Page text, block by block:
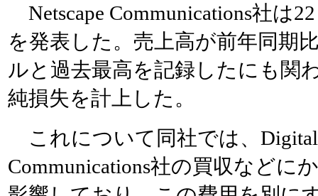
Netscape Communications社は
を発表した。売上高が前年同期
ルと過去最高を記録したにも関
純損失を計上した。
これについて同社では、
Communications社の買収などに